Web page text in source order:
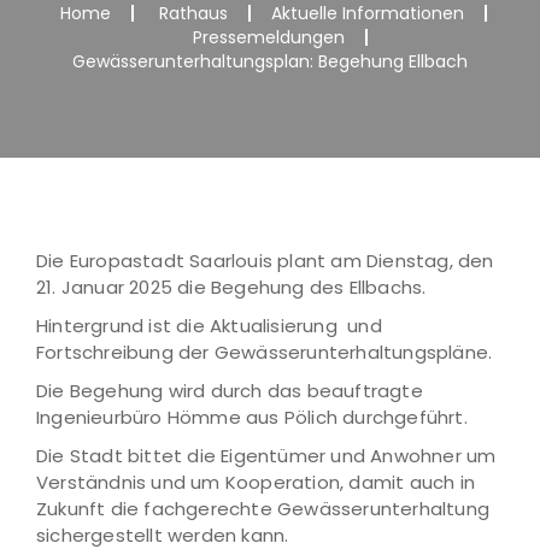
Home Rathaus
Aktuelle Informationen
Pressemeldungen
Gewässerunterhaltungsplan: Begehung Ellbach
Die Europastadt Saarlouis plant am Dienstag, den
21. Januar 2025 die Begehung des Ellbachs.
Hintergrund ist die Aktualisierung und
Fortschreibung der Gewässerunterhaltungspläne.
Die Begehung wird durch das beauftragte
Ingenieurbüro Hömme aus Pölich durchgeführt.
Die Stadt bittet die Eigentümer und Anwohner um
Verständnis und um Kooperation, damit auch in
Zukunft die fachgerechte Gewässerunterhaltung
sichergestellt werden kann.